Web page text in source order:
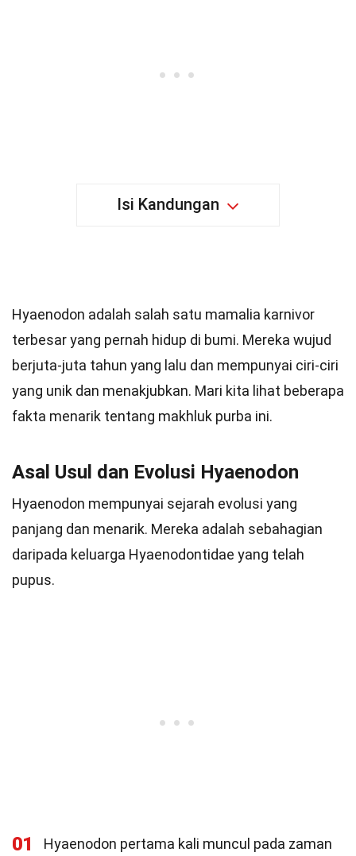
Isi Kandungan
Hyaenodon adalah salah satu mamalia karnivor
terbesar yang pernah hidup di bumi. Mereka wujud
berjuta-juta tahun yang lalu dan mempunyai ciri-ciri
yang unik dan menakjubkan. Mari kita lihat beberapa
fakta menarik tentang makhluk purba ini.
Asal Usul dan Evolusi Hyaenodon
Hyaenodon mempunyai sejarah evolusi yang
panjang dan menarik. Mereka adalah sebahagian
daripada keluarga Hyaenodontidae yang telah
pupus.
01
Hyaenodon pertama kali muncul pada zaman